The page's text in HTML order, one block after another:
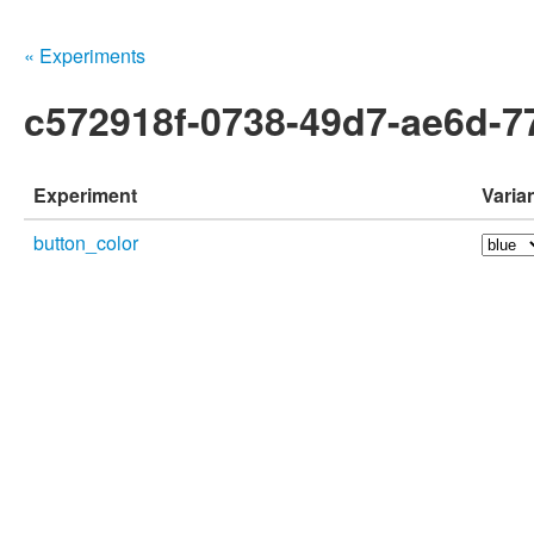
« Experiments
c572918f-0738-49d7-ae6d-
Experiment
button_color